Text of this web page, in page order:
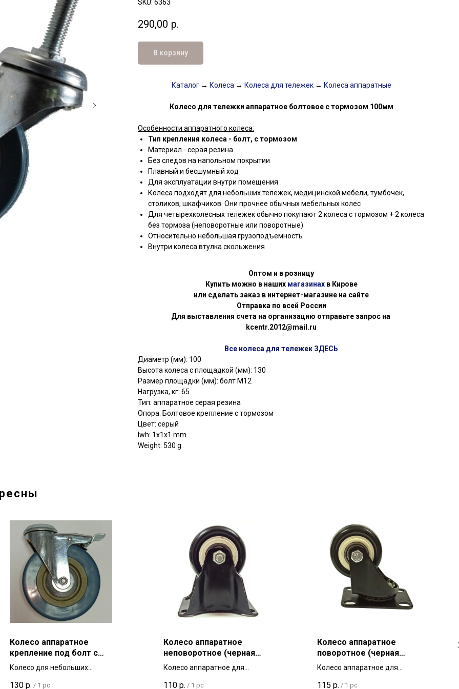
SKU: 6363
290,00 р.
В корзину
Каталог→ Колеса→ Колеса для тележек→ Колеса аппаратные
Колесо для тележки аппаратное болтовое с тормозом 100мм
Особенности аппаратного колеса:
Тип крепления колеса - болт, с тормозом
Материал - серая резина
Без следов на напольном покрытии
Плавный и бесшумный ход
Для эксплуатации внутри помещения
Колеса подходят для небольших тележек, медицинской мебели, тумбочек,
столиков, шкафчиков. Они прочнее обычных мебельных колес
Для четырехколесных тележек обычно покупают 2 колеса с тормозом + 2 колеса
без тормоза (неповоротные или поворотные)
Относительно небольшая грузоподъемность
Внутри колеса втулка скольжения
Оптом и в розницу
Купить можно в наших магазинахв Кирове
или сделать заказ в интернет-магазине на сайте
Отправка по всей России
Для выставления счета на организацию отправьте запрос на
kcentr.2012@mail.ru
Все колеса для тележек ЗДЕСЬ
Диаметр (мм): 100
Высота колеса с площадкой (мм): 130
Размер площадки (мм): болт М12
Нагрузка, кг: 65
Тип: аппаратное серая резина
Опора: Болтовое крепление с тормозом
Цвет: серый
lwh: 1x1x1 mm
Weight: 530 g
Колесо аппаратное
крепление под болт с
тормозом SCHGB 50 мм
для тележек и мебели
Колесо для небольших
130 р. / 1 pc
Колесо аппаратное
неповоротное (черная
резина) 50 мм для
тележек и мебели
Колесо аппаратное для
110 р. / 1 pc
Колесо аппаратное
поворотное (черная
резина) 50 мм для
тележек и мебели
Колесо аппаратное для
115 р. / 1 pc